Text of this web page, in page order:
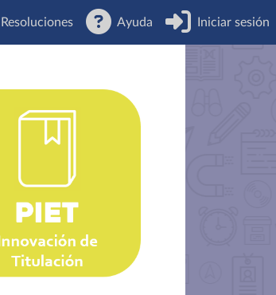
Resoluciones Ayuda Iniciar sesión